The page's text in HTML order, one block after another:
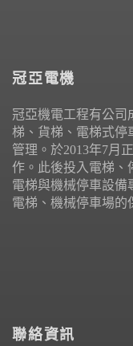
冠亞電機
冠亞機電工程有公司
梯、貨梯、電梯式停
管理。於2013年7月
作。此後投入電梯、
電梯與機械停車設備
電梯、機械停車場的
聯絡資訊